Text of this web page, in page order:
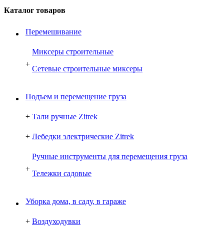
Каталог товаров
Перемешивание
+
Миксеры строительные
Сетевые строительные миксеры
Подъем и перемещение груза
+ Тали ручные Zitrek
+ Лебедки электрические Zitrek
+
Ручные инструменты для перемещения груза
Тележки садовые
Уборка дома, в саду, в гараже
+ Воздуходувки